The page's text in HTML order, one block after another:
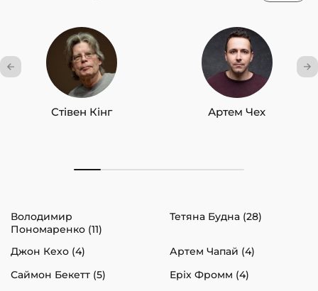
Стівен Кінг Артем Чех
Володимир
Пономаренко (11)
Тетяна Будна (28)
Джон Кехо (4)
Артем Чапай (4)
Саймон Бекетт (5)
Еріх Фромм (4)